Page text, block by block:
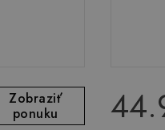
Zobraziť
ponuku